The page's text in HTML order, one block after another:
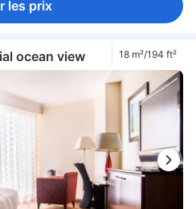
Lit pour bébé (sur demande)
les prix
ocean view 18 m²/194 ft²